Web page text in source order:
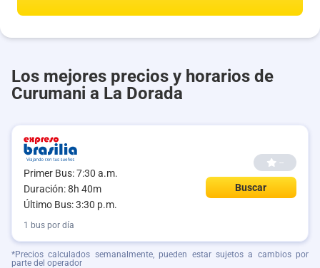
Los mejores precios y horarios de
Curumani a La Dorada
Primer Bus: 7:30 a.m.
Duración: 8h 40m
Último Bus: 3:30 p.m.
--
Buscar
1 bus por día
*Precios calculados semanalmente, pueden estar sujetos a cambios por
parte del operador